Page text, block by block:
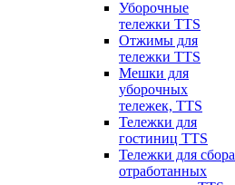
Уборочные
тележки TTS
Отжимы для
тележки TTS
Мешки для
уборочных
тележек, TTS
Тележки для
гостиниц TTS
Тележки для сбора
отработанных